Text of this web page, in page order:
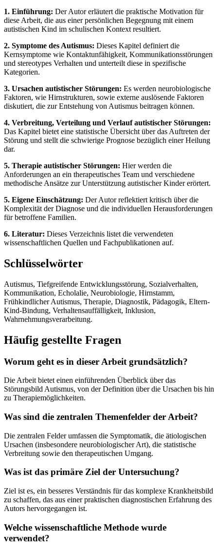
1. Einführung: Der Autor erläutert die praktische Motivation für
diese Arbeit, die aus einer persönlichen Begegnung mit einem
autistischen Kind im schulischen Kontext resultiert.
2. Symptome des Autismus: Dieses Kapitel definiert die
Kernsymptome wie Kontaktunfähigkeit, Kommunikationsstörungen
und stereotypes Verhalten und unterteilt diese in spezifische
Kategorien.
3. Ursachen autistischer Störungen: Es werden neurobiologische
Faktoren, wie Hirnstrukturen, sowie externe auslösende Faktoren
diskutiert, die zur Entstehung von Autismus beitragen können.
4. Verbreitung, Verteilung und Verlauf autistischer Störungen:
Das Kapitel bietet eine statistische Übersicht über das Auftreten der
Störung und stellt die schwierige Prognose bezüglich einer Heilung
dar.
5. Therapie autistischer Störungen: Hier werden die
Anforderungen an ein therapeutisches Team und verschiedene
methodische Ansätze zur Unterstützung autistischer Kinder erörtert.
5. Eigene Einschätzung: Der Autor reflektiert kritisch über die
Komplexität der Diagnose und die individuellen Herausforderungen
für betroffene Familien.
6. Literatur: Dieses Verzeichnis listet die verwendeten
wissenschaftlichen Quellen und Fachpublikationen auf.
Schlüsselwörter
Autismus, Tiefgreifende Entwicklungsstörung, Sozialverhalten,
Kommunikation, Echolalie, Neurobiologie, Hirnstamm,
Frühkindlicher Autismus, Therapie, Diagnostik, Pädagogik, Eltern-
Kind-Bindung, Verhaltensauffälligkeit, Inklusion,
Wahrnehmungsverarbeitung.
Häufig gestellte Fragen
Worum geht es in dieser Arbeit grundsätzlich?
Die Arbeit bietet einen einführenden Überblick über das
Störungsbild Autismus, von der Definition über die Ursachen bis hin
zu Therapiemöglichkeiten.
Was sind die zentralen Themenfelder der Arbeit?
Die zentralen Felder umfassen die Symptomatik, die ätiologischen
Ursachen (insbesondere neurobiologischer Art), die statistische
Verbreitung sowie den therapeutischen Umgang.
Was ist das primäre Ziel der Untersuchung?
Ziel ist es, ein besseres Verständnis für das komplexe Krankheitsbild
zu schaffen, das aus einer praktischen diagnostischen Erfahrung des
Autors hervorgegangen ist.
Welche wissenschaftliche Methode wurde
verwendet?